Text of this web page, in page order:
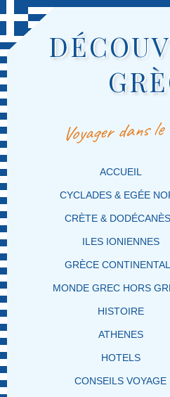
Voyager dans
MENU PRINCIPAL
MASQUER LA NAVIGATION
MASQUER LA NAVIGATION
ACCUEIL
CYCLADES & EGÉE
CRÈTE &
ILES IONIENNES
GRÈCE
MONDE GREC HORS
HISTOIRE
ATHENES
HOTELS
CONSEILS VOYAGE